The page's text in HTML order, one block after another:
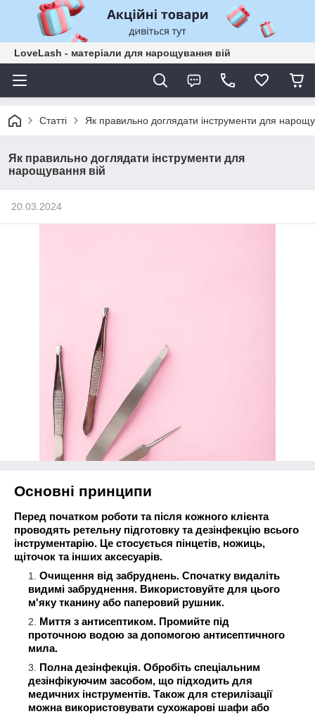
LoveLash - матеріали для нарощування вій
Статті Як правильно доглядати інструменти для
Як правильно доглядати інструменти для
нарощування вій
20.03.2024
Основні принципи
Перед початком роботи та після кожного клієнта
проводять ретельну підготовку та дезінфекцію всього
інструментарію. Це стосується пінцетів, ножиць,
щіточок та інших аксесуарів.
Очищення від забруднень. Спочатку видаліть
видимі забруднення. Використовуйте для цього
м'яку тканину або паперовий рушник.
Миття з антисептиком. Промийте під
проточною водою за допомогою антисептичного
мила.
Полна дезінфекція. Обробіть спеціальним
дезінфікуючим засобом, що підходить для
медичних інструментів. Також для стерилізації
можна використовувати сухожарові шафи або